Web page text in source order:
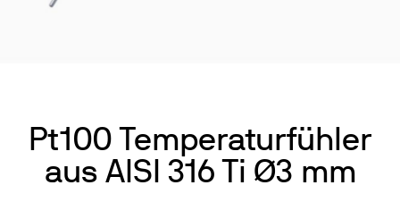
Pt100 Temperaturfühler
aus AISI 316 Ti Ø3 mm